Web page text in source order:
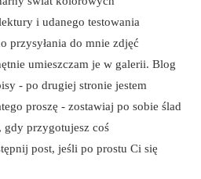
i udanego testowania
przysyłania do mnie zdjęć
umieszczam je w galerii. Blog
- po drugiej stronie jestem
proszę - zostawiaj po sobie ślad
gdy przygotujesz coś
post, jeśli po prostu Ci się